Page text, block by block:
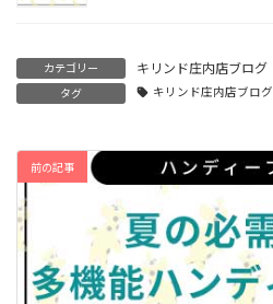
カテゴリー キリンド庄内店ブログ
タグ キリンド庄内店ブログ
前の記事